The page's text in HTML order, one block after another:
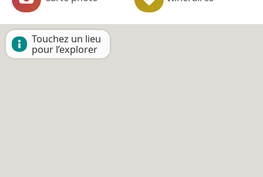
Touchez un lieu
pour l’explorer